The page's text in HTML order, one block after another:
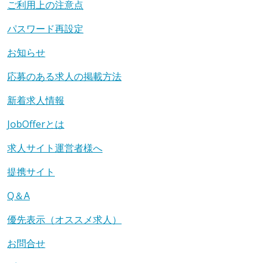
ご利用上の注意点
パスワード再設定
お知らせ
応募のある求人の掲載方法
新着求人情報
JobOfferとは
求人サイト運営者様へ
提携サイト
Q＆A
優先表示（オススメ求人）
お問合せ